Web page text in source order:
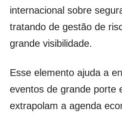
internacional sobre
tratando de gestão de
grande visibilidade.
Esse elemento ajuda a
eventos de grande porte
extrapolam a agenda